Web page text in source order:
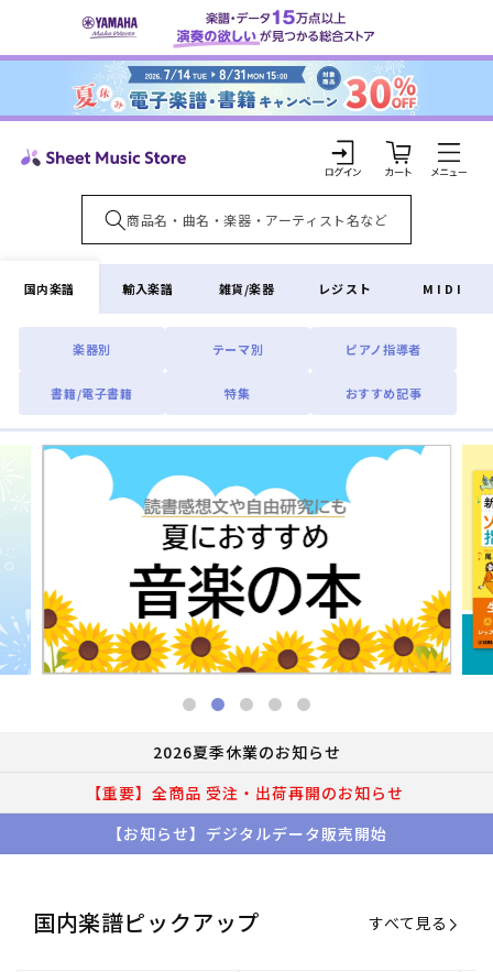
ンツに
ロ
グ
イ
ン
カ
ー
ト
国内楽譜
楽器別 テーマ別 ピアノ指導者
書籍/電子書籍 特集 おすすめ記事
輸入楽譜 雑貨/楽器 レジスト MIDI
2026夏季休業のお知らせ
【重要】全商品 受注・出荷再開のお知らせ
【お知らせ】デジタルデータ販売開始
国内楽譜ピックアップ すべて見る